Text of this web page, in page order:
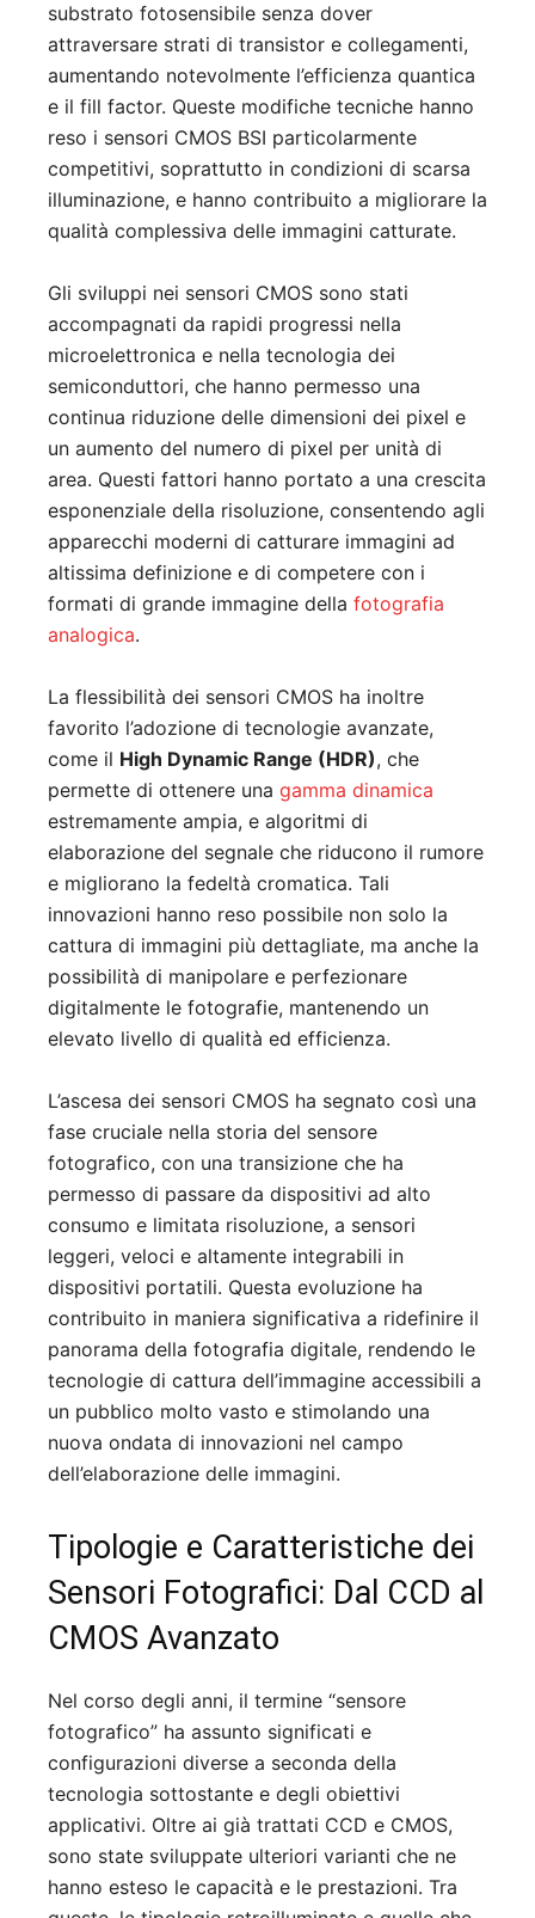
substrato fotosensibile senza dover
attraversare strati di transistor e collegamenti,
aumentando notevolmente l’efficienza quantica
e il fill factor. Queste modifiche tecniche hanno
reso i sensori CMOS BSI particolarmente
competitivi, soprattutto in condizioni di scarsa
illuminazione, e hanno contribuito a migliorare la
qualità complessiva delle immagini catturate.
Gli sviluppi nei sensori CMOS sono stati
accompagnati da rapidi progressi nella
microelettronica e nella tecnologia dei
semiconduttori, che hanno permesso una
continua riduzione delle dimensioni dei pixel e
un aumento del numero di pixel per unità di
area. Questi fattori hanno portato a una crescita
esponenziale della risoluzione, consentendo agli
apparecchi moderni di catturare immagini ad
altissima definizione e di competere con i
formati di grande immagine della fotografia
analogica.
La flessibilità dei sensori CMOS ha inoltre
favorito l’adozione di tecnologie avanzate,
come il High Dynamic Range (HDR), che
permette di ottenere una gamma dinamica
estremamente ampia, e algoritmi di
elaborazione del segnale che riducono il rumore
e migliorano la fedeltà cromatica. Tali
innovazioni hanno reso possibile non solo la
cattura di immagini più dettagliate, ma anche la
possibilità di manipolare e perfezionare
digitalmente le fotografie, mantenendo un
elevato livello di qualità ed efficienza.
L’ascesa dei sensori CMOS ha segnato così una
fase cruciale nella storia del sensore
fotografico, con una transizione che ha
permesso di passare da dispositivi ad alto
consumo e limitata risoluzione, a sensori
leggeri, veloci e altamente integrabili in
dispositivi portatili. Questa evoluzione ha
contribuito in maniera significativa a ridefinire il
panorama della fotografia digitale, rendendo le
tecnologie di cattura dell’immagine accessibili a
un pubblico molto vasto e stimolando una
nuova ondata di innovazioni nel campo
dell’elaborazione delle immagini.
Tipologie e Caratteristiche dei
Sensori Fotografici: Dal CCD al
CMOS Avanzato
Nel corso degli anni, il termine “sensore
fotografico” ha assunto significati e
configurazioni diverse a seconda della
tecnologia sottostante e degli obiettivi
applicativi. Oltre ai già trattati CCD e CMOS,
sono state sviluppate ulteriori varianti che ne
hanno esteso le capacità e le prestazioni. Tra